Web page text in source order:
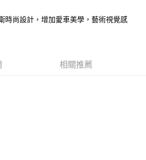
永豐商業銀行
星展（台灣）商業銀行
商品之後才付款」的支付方式。 讓您購物簡單
時尚設計，增加愛車美學，藝術視覺感
相關推薦